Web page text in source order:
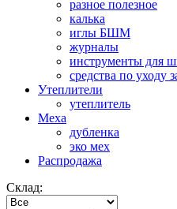
разное полезное
калька
иглы БШМ
журналы
инструменты для
средства по уходу
Утеплители
утеплитель
Меха
дубленка
эко мех
Распродажа
Склад: